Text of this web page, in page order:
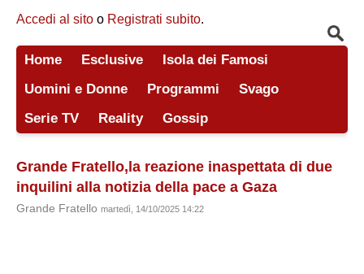
Accedi al sito o Registrati subito.
Home Esclusive
Isola dei Famosi
Uomini e Donne
Programmi
Svago
Serie TV
Reality Gossip
Grande Fratello,la reazione inaspettata di due
inquilini alla notizia della pace a Gaza
Grande Fratello martedì, 14/10/2025 14:22